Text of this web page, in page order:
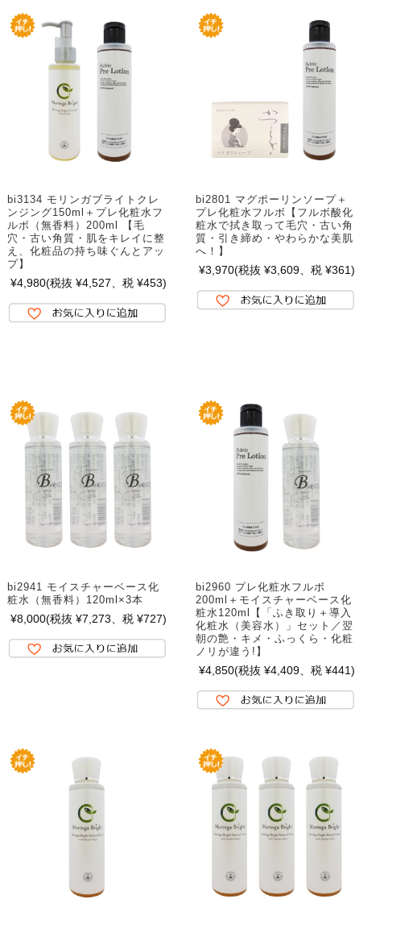
bi3134 モリンガブライトクレ
ンジング150ml＋プレ化粧水フ
ルボ（無香料）200ml 【毛
穴・古い角質・肌をキレイに整
え、化粧品の持ち味ぐんとアッ
プ】
¥4,980(税抜 ¥4,527、税 ¥453)
bi2801 マグポーリンソープ＋
プレ化粧水フルボ【フルボ酸化
粧水で拭き取って毛穴・古い角
質・引き締め・やわらかな美肌
へ！】
¥3,970(税抜 ¥3,609、税 ¥361)
bi2941 モイスチャーベース化
粧水（無香料）120ml×3本
¥8,000(税抜 ¥7,273、税 ¥727)
bi2960 プレ化粧水フルボ
200ml＋モイスチャーベース化
粧水120ml【「ふき取り＋導入
化粧水（美容水）」セット／翌
朝の艶・キメ・ふっくら・化粧
ノリが違う!】
¥4,850(税抜 ¥4,409、税 ¥441)